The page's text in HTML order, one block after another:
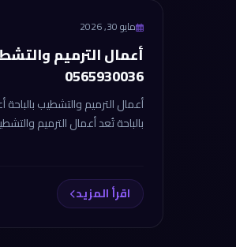
مايو 30, 2026
أعمال الترميم
0565930036
أعمال الترميم والتشطيب
بالباحة تُعد أعمال الترميم
اقرأ المزيد